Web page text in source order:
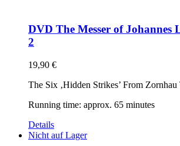
DVD The Messer of Johannes
2
19,90 €
The Six ‚Hidden Strikes’ From
Running time: approx. 65 minutes
Details
Nicht auf Lager